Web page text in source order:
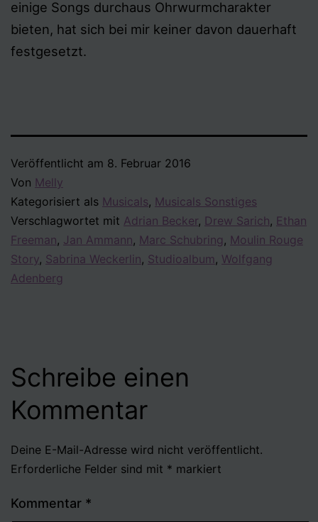
einige Songs durchaus Ohrwurmcharakter
bieten, hat sich bei mir keiner davon dauerhaft
festgesetzt.
Veröffentlicht am 8. Februar 2016
Von Melly
Kategorisiert als Musicals, Musicals Sonstiges
Verschlagwortet mit Adrian Becker, Drew Sarich, Ethan
Freeman, Jan Ammann, Marc Schubring, Moulin Rouge
Story, Sabrina Weckerlin, Studioalbum, Wolfgang
Adenberg
Schreibe einen
Kommentar
Deine E-Mail-Adresse wird nicht veröffentlicht.
Erforderliche Felder sind mit * markiert
Kommentar *